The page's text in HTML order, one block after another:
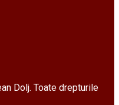
Dolj. Toate drepturile